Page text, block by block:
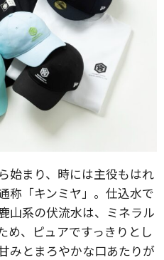
始まり、時には主役もはれ
称「キンミヤ」。仕込水で
山系の伏流水は、ミネラル
め、ピュアですっきりとし
みとまろやかな口あたりが